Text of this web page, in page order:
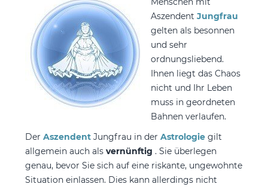
Aszendent Jungfrau
gelten als besonnen
und sehr
ordnungsliebend.
Ihnen liegt das Chaos
nicht und Ihr Leben
muss in geordneten
Bahnen verlaufen.
Der Aszendent Jungfrau in der Astrologie gilt
allgemein auch als vernünftig . Sie überlegen
genau, bevor Sie sich auf eine riskante, ungewohnte
Situation einlassen. Dies kann allerdings nicht